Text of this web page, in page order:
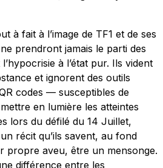
à fait à l’image de TF1 et de ses
prendront jamais le parti des
à l’état pur. Ils vident
et ignorent des outils
codes — susceptibles de
en lumière les atteintes
lors du défilé du 14 Juillet,
récit qu’ils savent, au fond
propre aveu, être un mensonge.
différence entre les